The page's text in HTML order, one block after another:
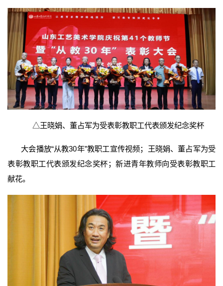
△王晓娟、董占军为受表彰教职工代表颁发纪念奖杯
大会播放“从教30年”教职工宣传视频； 王晓娟、董占军为受
表彰教职工代表颁发纪念奖杯； 新进青年教师向受表彰教职工
献花。